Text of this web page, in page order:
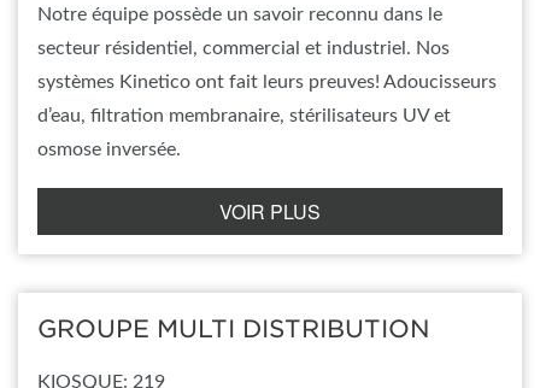
Notre équipe possède un savoir reconnu dans le
secteur résidentiel, commercial et industriel. Nos
systèmes Kinetico ont fait leurs preuves! Adoucisseurs
d’eau, filtration membranaire, stérilisateurs UV et
osmose inversée.
VOIR PLUS
GROUPE MULTI DISTRIBUTION
KIOSQUE: 219